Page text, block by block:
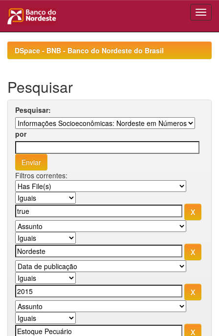
navigationDSpace - BNB - Banco do Nordeste do Brasil
Pesquisar
Pesquisar:
por
Filtros correntes: